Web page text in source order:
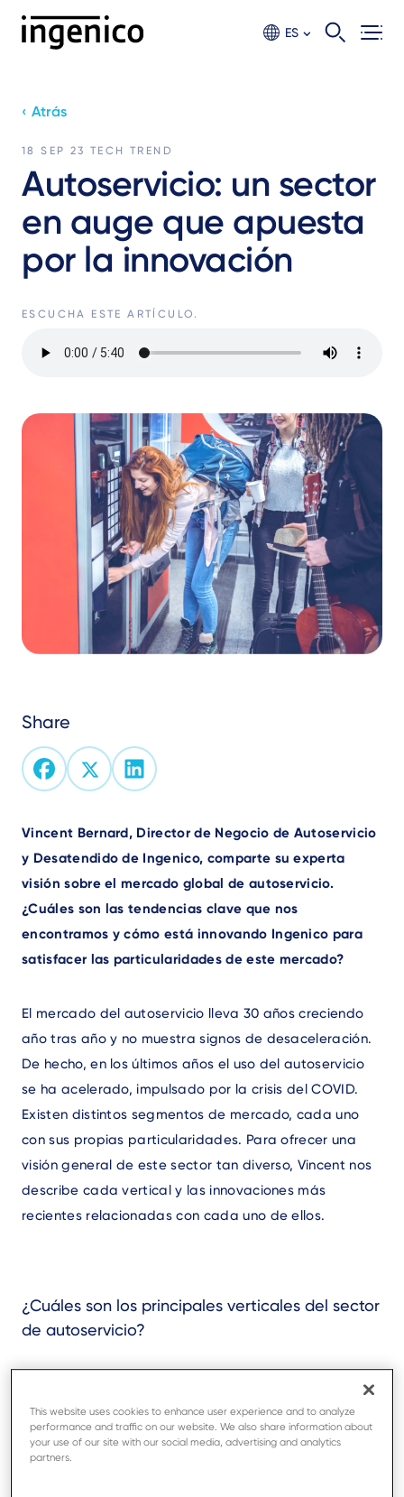
contento
ES
‹ Atrás
18 SEP 23TECH TREND
Autoservicio: un sector
en auge que apuesta
por la innovación
ESCUCHA ESTE ARTÍCULO.
Share
Text
Vincent Bernard, Director de Negocio de Autoservicio
y Desatendido de Ingenico, comparte su experta
visión sobre el mercado global de autoservicio.
¿Cuáles son las tendencias clave que nos
encontramos y cómo está innovando Ingenico para
satisfacer las particularidades de este mercado?
El mercado del autoservicio lleva 30 años creciendo
año tras año y no muestra signos de desaceleración.
De hecho, en los últimos años el uso del autoservicio
se ha acelerado, impulsado por la crisis del COVID.
Existen distintos segmentos de mercado, cada uno
con sus propias particularidades. Para ofrecer una
visión general de este sector tan diverso, Vincent nos
describe cada vertical y las innovaciones más
recientes relacionadas con cada uno de ellos.
¿Cuáles son los principales verticales del sector
de autoservicio?
El vending es un mercado enorme, principalmente en
This website uses cookies to enhance user experience and to analyze
performance and traffic on our website. We also share information about
your use of our site with our social media, advertising and analytics
partners.